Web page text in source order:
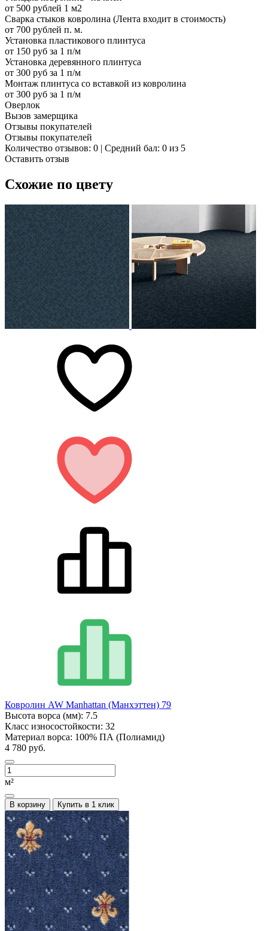
от 500 рублей 1 м2
Сварка стыков ковролина (Лента входит в стоимость)
от 700 рублей п. м.
Установка пластикового плинтуса
от 150 руб за 1 п/м
Установка деревянного плинтуса
от 300 руб за 1 п/м
Монтаж плинтуса со вставкой из ковролина
от 300 руб за 1 п/м
Оверлок
Вызов замерщика
Отзывы покупателей
Отзывы покупателей
Количество отзывов: 0 | Средний бал: 0 из 5
Оставить отзыв
Схожие по цвету
Ковролин AW Manhattan (Манхэттен) 79
Высота ворса (мм): 7.5
Класс износостойкости: 32
Материал ворса: 100% ПА (Полиамид)
4 780 руб.
м²
В корзину Купить в 1 клик